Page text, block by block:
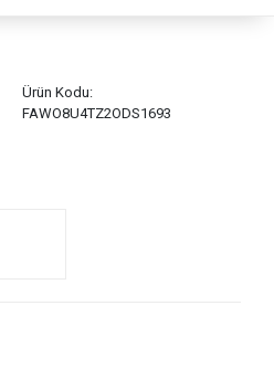
Ürün Kodu:
FAWO8U4TZ2ODS1693